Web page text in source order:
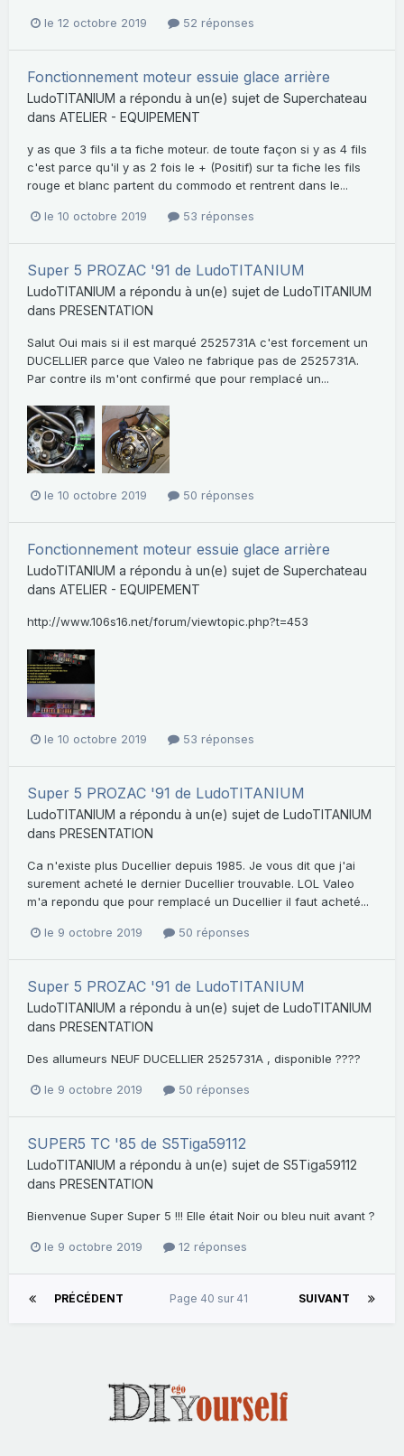
le 12 octobre 2019 52 réponses
Fonctionnement moteur essuie glace arrière
LudoTITANIUM a répondu à un(e) sujet de Superchateau
dans ATELIER - EQUIPEMENT
y as que 3 fils a ta fiche moteur. de toute façon si y as 4 fils
c'est parce qu'il y as 2 fois le + (Positif) sur ta fiche les fils
rouge et blanc partent du commodo et rentrent dans le...
le 10 octobre 2019 53 réponses
Super 5 PROZAC '91 de LudoTITANIUM
LudoTITANIUM a répondu à un(e) sujet de LudoTITANIUM
dans PRESENTATION
Salut Oui mais si il est marqué 2525731A c'est forcement un
DUCELLIER parce que Valeo ne fabrique pas de 2525731A.
Par contre ils m'ont confirmé que pour remplacé un...
le 10 octobre 2019 50 réponses
Fonctionnement moteur essuie glace arrière
LudoTITANIUM a répondu à un(e) sujet de Superchateau
dans ATELIER - EQUIPEMENT
http://www.106s16.net/forum/viewtopic.php?t=453
le 10 octobre 2019 53 réponses
Super 5 PROZAC '91 de LudoTITANIUM
LudoTITANIUM a répondu à un(e) sujet de LudoTITANIUM
dans PRESENTATION
Ca n'existe plus Ducellier depuis 1985. Je vous dit que j'ai
surement acheté le dernier Ducellier trouvable. LOL Valeo
m'a repondu que pour remplacé un Ducellier il faut acheté...
le 9 octobre 2019 50 réponses
Super 5 PROZAC '91 de LudoTITANIUM
LudoTITANIUM a répondu à un(e) sujet de LudoTITANIUM
dans PRESENTATION
Des allumeurs NEUF DUCELLIER 2525731A , disponible ????
le 9 octobre 2019 50 réponses
SUPER5 TC '85 de S5Tiga59112
LudoTITANIUM a répondu à un(e) sujet de S5Tiga59112
dans PRESENTATION
Bienvenue Super Super 5 !!! Elle était Noir ou bleu nuit avant ?
le 9 octobre 2019 12 réponses
PRÉCÉDENT SUIVANT
Page 40 sur 41